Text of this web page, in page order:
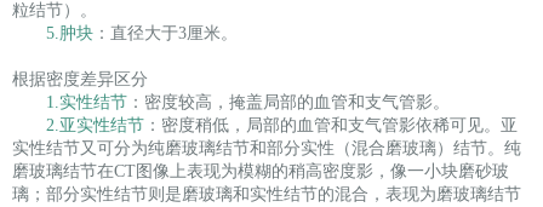
粒结节）。
5.肿块 ：直径大于3厘米。
根据密度差异区分
1.实性结节 ：密度较高，掩盖局部的血管和支气管影。
2.亚实性结节 ：密度稍低，局部的血管和支气管影依稀可见。亚
实性结节又可分为纯磨玻璃结节和部分实性（混合磨玻璃）结节。纯
磨玻璃结节在CT图像上表现为模糊的稍高密度影，像一小块磨砂玻
璃；部分实性结节则是磨玻璃和实性结节的混合，表现为磨玻璃结节